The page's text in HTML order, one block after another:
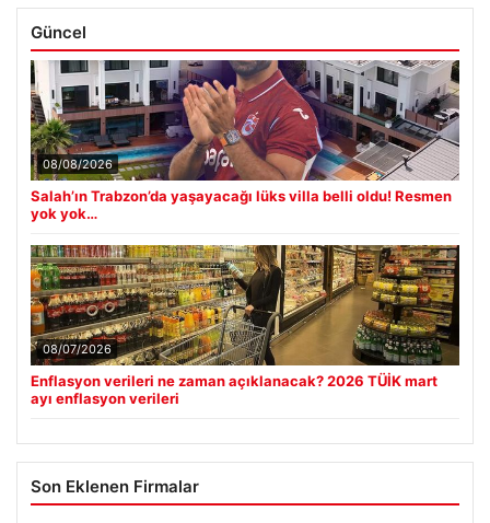
Güncel
08/08/2026
Salah’ın Trabzon’da yaşayacağı lüks villa belli oldu! Resmen
yok yok…
08/07/2026
Enflasyon verileri ne zaman açıklanacak? 2026 TÜİK mart
ayı enflasyon verileri
Son Eklenen Firmalar